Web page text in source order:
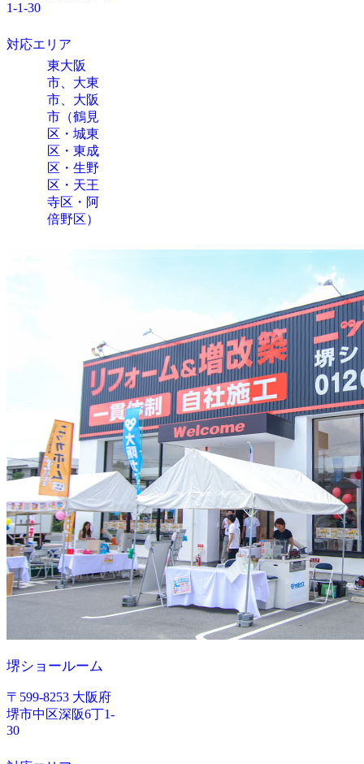
1-1-30
対応エリア
東大阪
市、大東
市、大阪
市（鶴見
区・城東
区・東成
区・生野
区・天王
寺区・阿
倍野区）
堺ショールーム
〒599-8253 大阪府
堺市中区深阪6丁1-
30